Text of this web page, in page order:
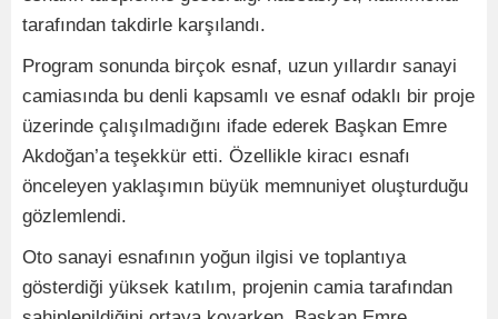
tarafından takdirle karşılandı.
Program sonunda birçok esnaf, uzun yıllardır sanayi
camiasında bu denli kapsamlı ve esnaf odaklı bir proje
üzerinde çalışılmadığını ifade ederek Başkan Emre
Akdoğan’a teşekkür etti. Özellikle kiracı esnafı
önceleyen yaklaşımın büyük memnuniyet oluşturduğu
gözlemlendi.
Oto sanayi esnafının yoğun ilgisi ve toplantıya
gösterdiği yüksek katılım, projenin camia tarafından